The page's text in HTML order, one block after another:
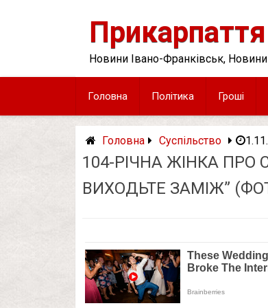
Новини Івано-Франківськ,
Головна Політика Гроші
Головна Суспільство
104-РІЧНА ЖІНКА ПРО
ВИХОДЬТЕ ЗАМІЖ”